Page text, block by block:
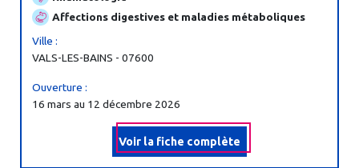
Affections digestives et maladies métaboliques
Ville :
VALS-LES-BAINS - 07600
Ouverture :
16 mars au 12 décembre 2026
Voir la fiche complète